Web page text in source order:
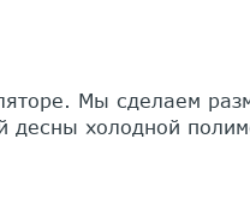
Мы сделаем
десны холодной